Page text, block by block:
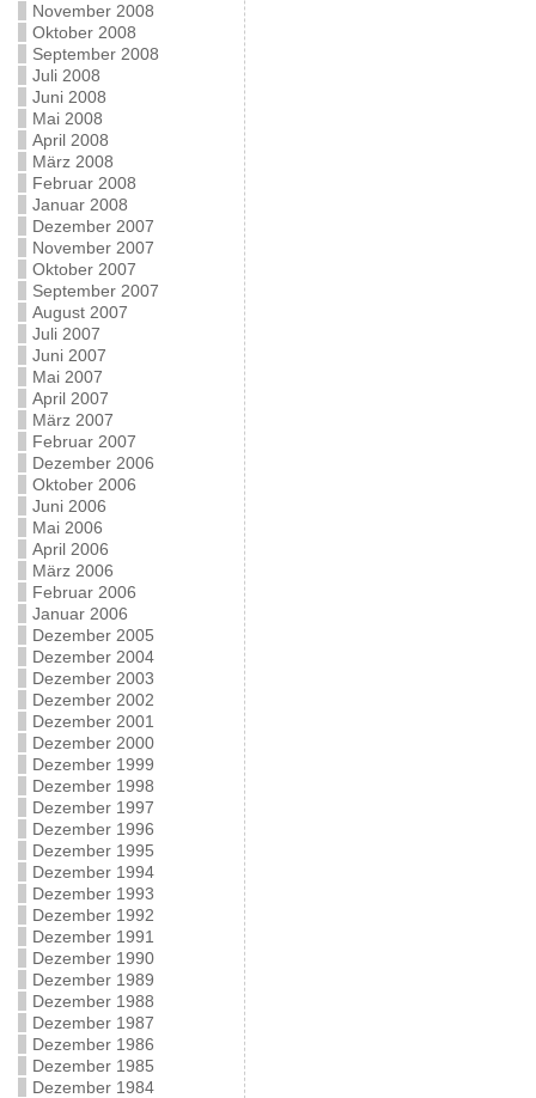
November 2008
Oktober 2008
September 2008
Juli 2008
Juni 2008
Mai 2008
April 2008
März 2008
Februar 2008
Januar 2008
Dezember 2007
November 2007
Oktober 2007
September 2007
August 2007
Juli 2007
Juni 2007
Mai 2007
April 2007
März 2007
Februar 2007
Dezember 2006
Oktober 2006
Juni 2006
Mai 2006
April 2006
März 2006
Februar 2006
Januar 2006
Dezember 2005
Dezember 2004
Dezember 2003
Dezember 2002
Dezember 2001
Dezember 2000
Dezember 1999
Dezember 1998
Dezember 1997
Dezember 1996
Dezember 1995
Dezember 1994
Dezember 1993
Dezember 1992
Dezember 1991
Dezember 1990
Dezember 1989
Dezember 1988
Dezember 1987
Dezember 1986
Dezember 1985
Dezember 1984